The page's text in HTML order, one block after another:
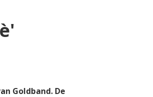
Goldband. De